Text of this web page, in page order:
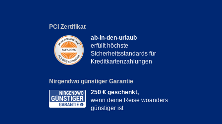
PCI Zertifikat
ab-in-den-urlaub
erfüllt höchste
Sicherheitsstandards für
Kreditkartenzahlungen
Nirgendwo günstiger Garantie
250 € geschenkt,
wenn deine Reise woanders
günstiger ist